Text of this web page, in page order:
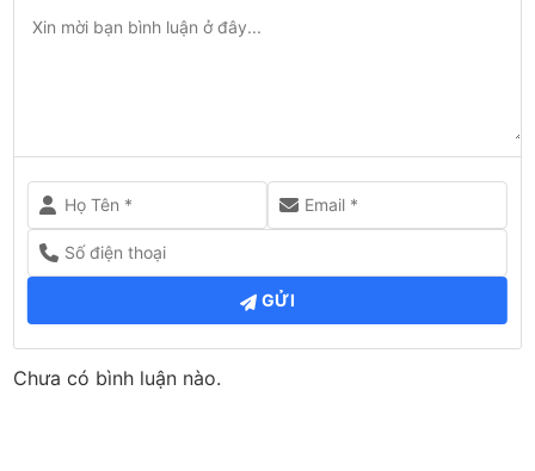
GỬI
Chưa có bình luận nào.